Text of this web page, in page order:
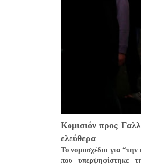
Κομισιόν προς
ελεύθερα
Το νομοσχέδιο για “την
που υπερψηφίστηκε